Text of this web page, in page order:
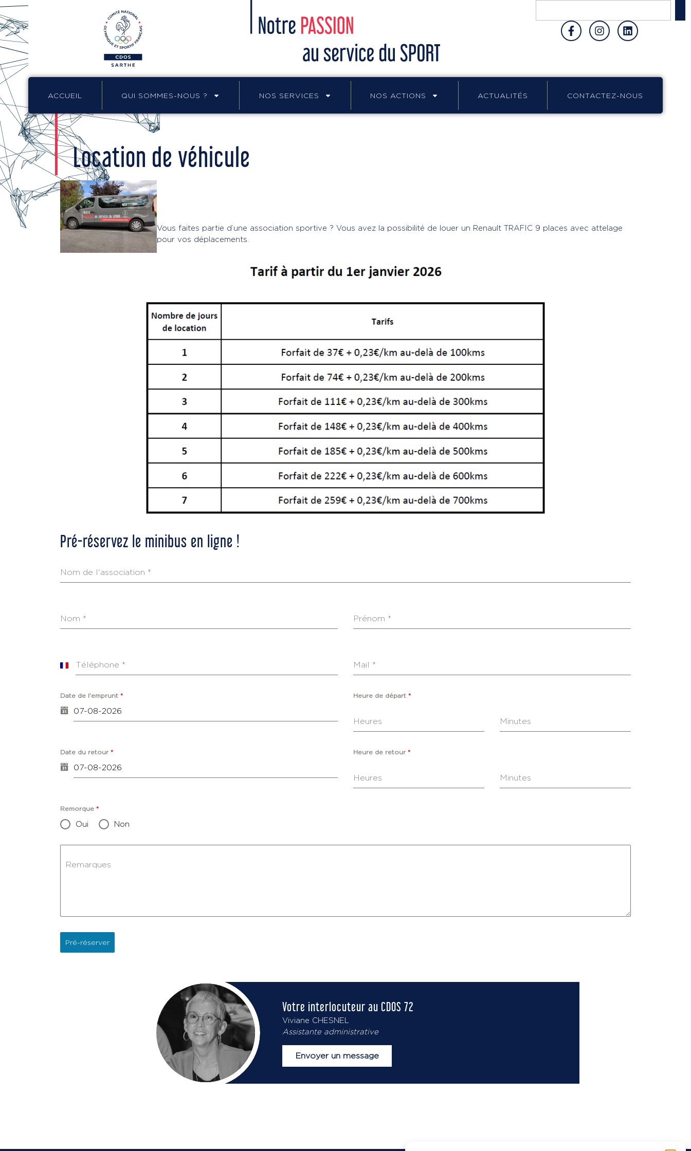
ACCUEIL QUI SOMMES-NOUS ? NOS SERVICES NOS ACTIONS ACTUALITÉS CONTACTEZ-NOUS
Location de véhicule
Vous faites partie d’une association sportive ? Vous avez la possibilité de louer un Renault TRAFIC 9 places avec attelage
pour vos déplacements.
Pré-réservez le minibus en ligne !
Nom de l'association *
Nom * Prénom *
Téléphone *
France
Mail *
Date de l'emprunt * Heure de départ *
Heures Minutes
Date du retour * Heure de retour *
Heures Minutes
Remorque *
Oui Non
Remarques
Pré-réserver
Votre interlocuteur au CDOS 72
Viviane CHESNEL
Assistante administrative
Envoyer un message